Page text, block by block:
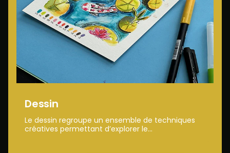
Dessin
Le dessin regroupe un ensemble de techniques
créatives permettant d’explorer le...